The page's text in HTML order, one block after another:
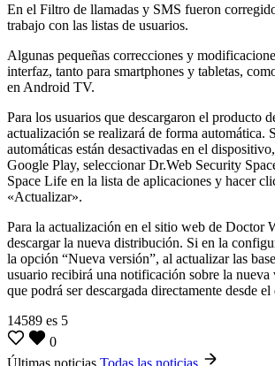
En el Filtro de llamadas y SMS fueron
trabajo con las listas de usuarios.
Algunas pequeñas correcciones y
interfaz, tanto para smartphones y tabletas,
en Android TV.
Para los usuarios que descargaron el producto
actualización se realizará de forma automática.
automáticas están desactivadas en el
Google Play, seleccionar Dr.Web Security
Space Life en la lista de aplicaciones y hacer
«Actualizar».
Para la actualización en el sitio web de Doctor
descargar la nueva distribución. Si en la
la opción “Nueva versión”, al actualizar las
usuario recibirá una notificación sobre la
que podrá ser descargada directamente desde
14589 es 5
0
Últimas noticias Todas las noticias